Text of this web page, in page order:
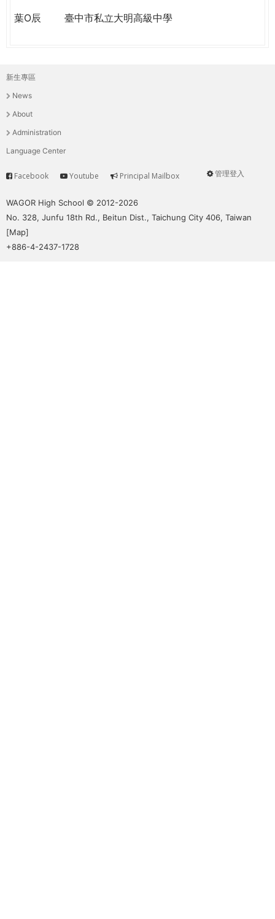
葉O辰
臺中市私立大明高級中學
主
選
單
新生專區
News
About
Administration
Language Center
User
管理登入
Service
Facebook Youtube Principal Mailbox
WAGOR High School © 2012-2026
No. 328, Junfu 18th Rd., Beitun Dist., Taichung City 406, Taiwan
[Map]
+886-4-2437-1728